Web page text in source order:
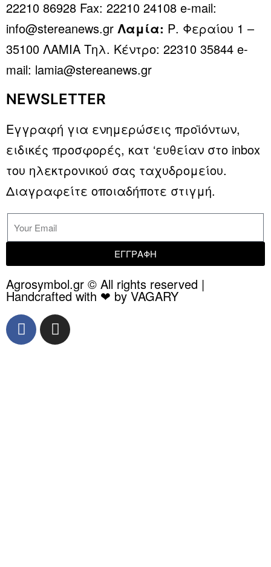
22210 86928 Fax: 22210 24108 e-mail:
info@stereanews.gr Λαμία: Ρ. Φεραίου 1 –
35100 ΛΑΜΙΑ Τηλ. Κέντρο: 22310 35844 e-
mail: lamia@stereanews.gr
NEWSLETTER
Εγγραφή για ενημερώσεις προϊόντων,
ειδικές προσφορές, κατ ‘ευθείαν στο inbox
του ηλεκτρονικού σας ταχυδρομείου.
Διαγραφείτε οποιαδήποτε στιγμή.
ΕΓΓΡΑΦΗ
Agrosymbol.gr © All rights reserved |
Handcrafted with ❤ by VAGARY